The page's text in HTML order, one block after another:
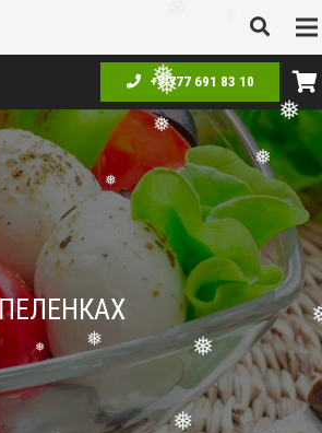
❅
❅ ❅
❅
❅
❅
❅
❅
❅
❅
❅
+7 777 691 83 10